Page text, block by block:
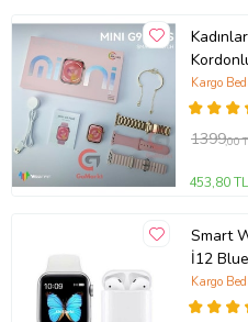
Hediye
Kargo
1399,00
453,80
Smart
İ12
11
Kargo